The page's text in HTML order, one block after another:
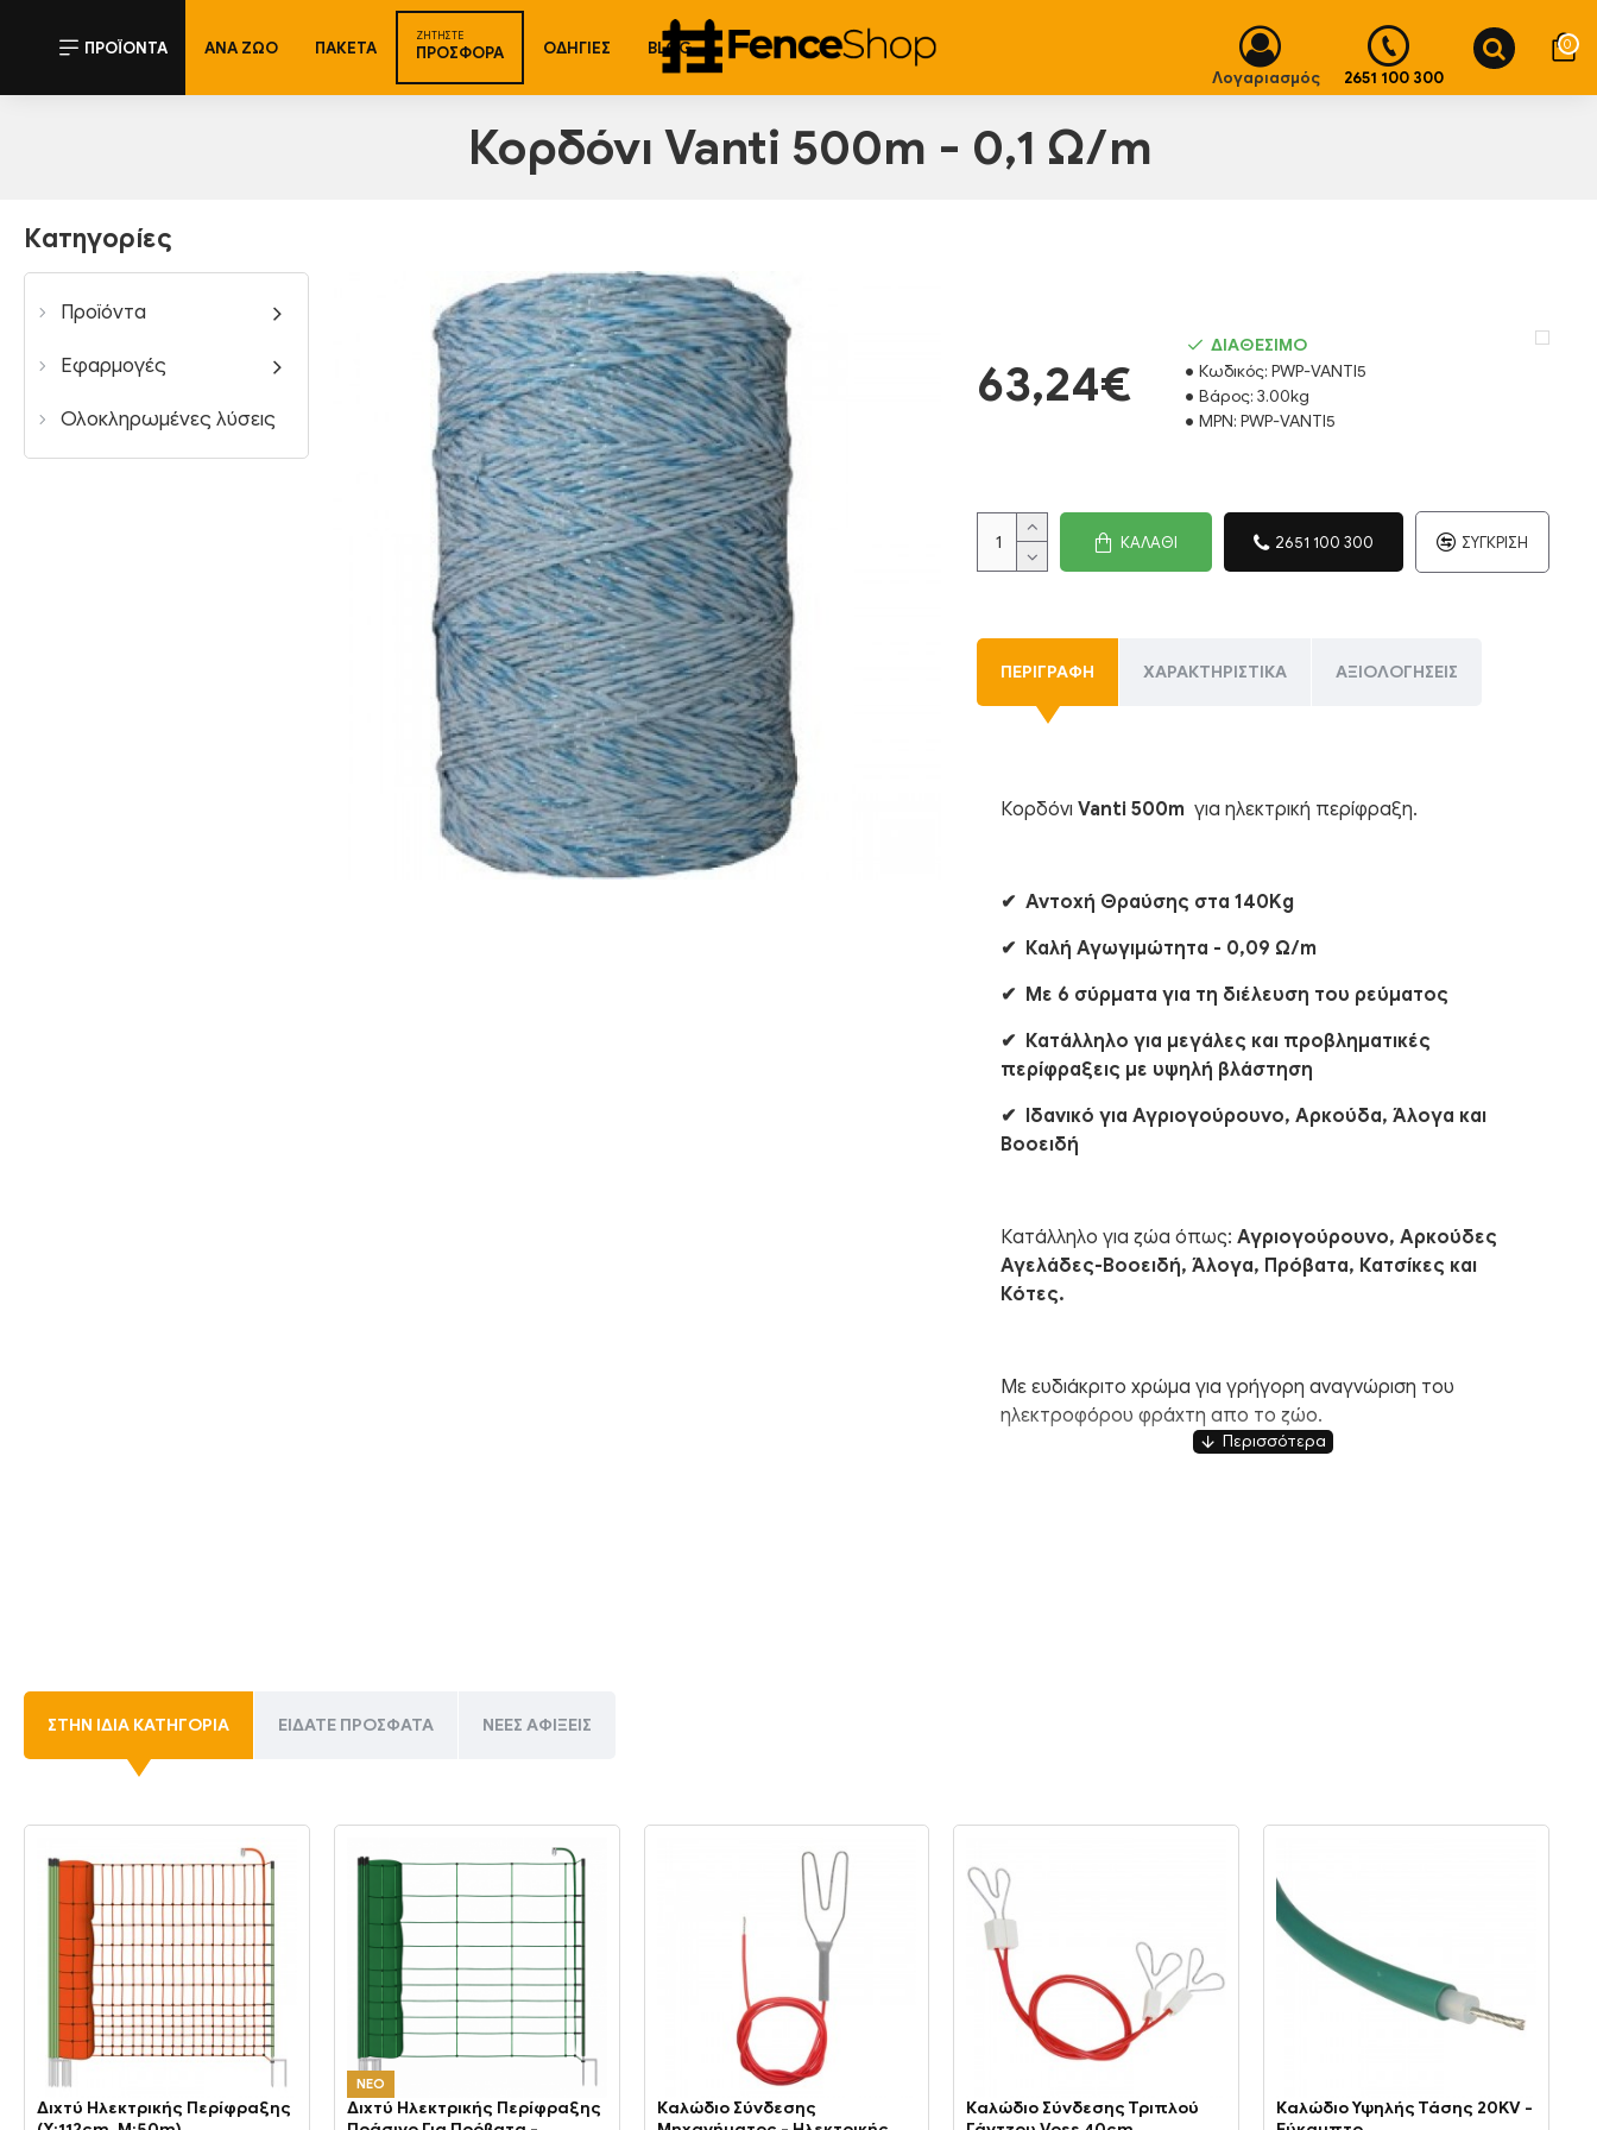
ΠΡΟΪΌΝΤΑ ΑΝΑ ΖΏΟ ΠΑΚΈΤΑ
ΖΗΤΉΣΤΕ
ΠΡΟΣΦΟΡΆ ΟΔΗΓΊΕΣ
BLOG
Λογαριασμός
2651 100 300
0
Κορδόνι Vanti 500m - 0,1 Ω/m
Κατηγορίες
Προϊόντα
Εφαρμογές
Ολοκληρωμένες λύσεις
63,24€
ΔΙΑΘΕΣΙΜΟ
Κωδικός: PWP-VANTI5
Βάρος: 3.00kg
MPN: PWP-VANTI5
ΚΑΛΆΘΙ 2651 100 300 ΣΎΓΚΡΙΣΗ
ΠΕΡΙΓΡΑΦΉ ΧΑΡΑΚΤΗΡΙΣΤΙΚΆ ΑΞΙΟΛΟΓΉΣΕΙΣ
Κορδόνι Vanti 500m για ηλεκτρική περίφραξη.
✔︎ Αντοχή Θραύσης στα 140Kg
✔︎ Καλή Αγωγιμώτητα - 0,09 Ω/m
✔︎ Με 6 σύρματα για τη διέλευση του ρεύματος
✔︎ Κατάλληλο για μεγάλες και προβληματικές
περίφραξεις με υψηλή βλάστηση
✔︎ Ιδανικό για Αγριογούρουνο, Αρκούδα, Άλογα και
Βοοειδή
Κατάλληλο για ζώα όπως: Αγριογούρουνο, Αρκούδες
Αγελάδες-Βοοειδή, Άλογα, Πρόβατα, Κατσίκες και
Κότες.
Με ευδιάκριτο χρώμα για γρήγορη αναγνώριση του
ηλεκτροφόρου φράχτη απο το ζώο.
ΣΤΗΝ ΊΔΙΑ ΚΑΤΗΓΟΡΊΑ ΕΊΔΑΤΕ ΠΡΌΣΦΑΤΑ ΝΈΕΣ ΑΦΊΞΕΙΣ
Διχτύ Ηλεκτρικής Περίφραξης
ΝΕΟ
Διχτύ Ηλεκτρικής Περίφραξης
Καλώδιο Σύνδεσης
Καλώδιο Σύνδεσης Τριπλού
Καλώδιο Υψηλής Τάσης 20KV -